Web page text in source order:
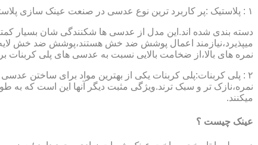
۱ : پلاستیک :پر کاربرد ترین نوع عدسی در صنعت عینک سازی پلاستیک CR39 میباشد که بسته به نوع پوشش آنها،به انواعی نظیر : پلاستیک ساده،پلاستیک آنتی رفلکس،پلاستیک ضد خش،پلاستیک آب گریز و …..
دسته بندی شده اند.این مدل از عدسی ها شکنندگی شان بسیار
میپذیرد،نیازمند اعمال پوشش ضد خش هستند،پوشش ضد خش
نمره های بالا،از ضخامت بالایی نسبت به عدسی های پلی
۲ : پلی کربنات:پلی کربنات یکی از بهترین مواد برای ساختن
نمره،نازک تر و سبک ترند.ویژگی مثبت دیگر آنها این است که به
میکنند.
عینک چیست ؟